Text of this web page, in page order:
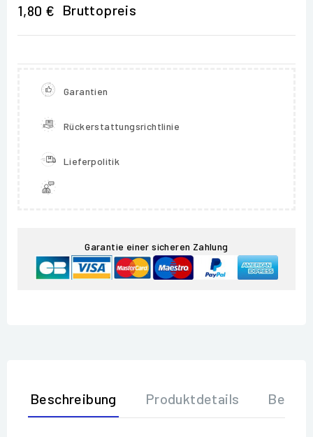
1,80 € Bruttopreis
Garantien
Rückerstattungsrichtlinie
Lieferpolitik
Garantie einer sicheren Zahlung
Beschreibung Produktdetails